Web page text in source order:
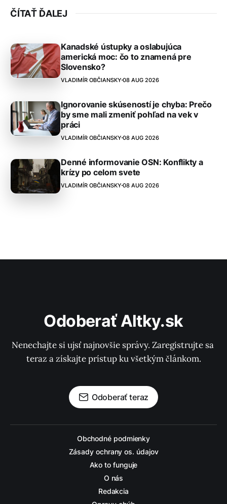
ČÍTAŤ ĎALEJ
Kanadské ústupky a oslabujúca
americká moc: čo to znamená pre
Slovensko?
VLADIMÍR OBČIANSKY 08 AUG 2026
Ignorovanie skúseností je chyba: Prečo
by sme mali zmeniť pohľad na vek v
práci
VLADIMÍR OBČIANSKY 08 AUG 2026
Denné informovanie OSN: Konflikty a
krízy po celom svete
VLADIMÍR OBČIANSKY 08 AUG 2026
Odoberať Altky.sk
Nenechajte si ujsť najnovšie správy. Zaregistrujte sa
teraz a získajte prístup ku všetkým článkom.
Odoberať teraz
Obchodné podmienky
Zásady ochrany os. údajov
Ako to funguje
O nás
Redakcia